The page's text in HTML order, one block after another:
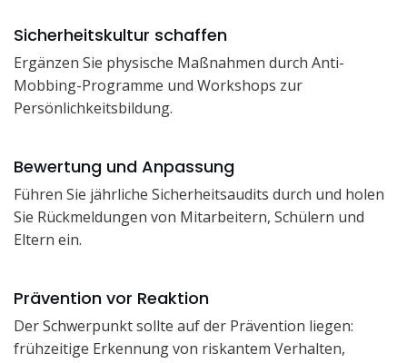
Sicherheitskultur schaffen
Ergänzen Sie physische Maßnahmen durch Anti-
Mobbing-Programme und Workshops zur
Persönlichkeitsbildung.
Bewertung und Anpassung
Führen Sie jährliche Sicherheitsaudits durch und holen
Sie Rückmeldungen von Mitarbeitern, Schülern und
Eltern ein.
Prävention vor Reaktion
Der Schwerpunkt sollte auf der Prävention liegen:
frühzeitige Erkennung von riskantem Verhalten,